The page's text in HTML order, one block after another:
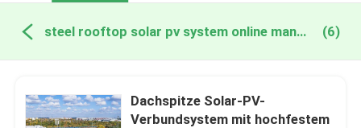
steel rooftop solar pv system online manufacture (6)
Dachspitze Solar-PV-
Verbundsystem mit hochfestem